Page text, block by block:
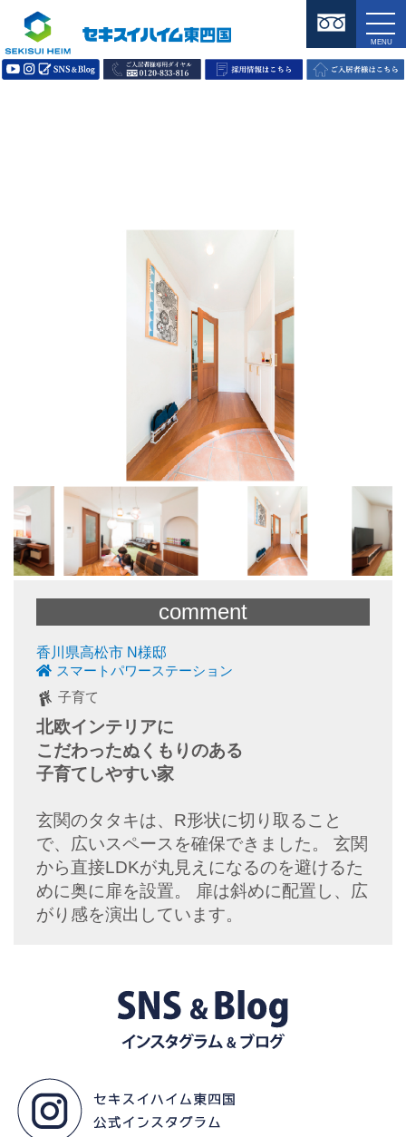
comment
香川県高松市 N様邸
スマートパワーステーション
子育て
北欧インテリアに
こだわったぬくもりのある
子育てしやすい家
玄関のタタキは、R形状に切り取ること
で、広いスペースを確保できました。 玄関
から直接LDKが丸見えになるのを避けるた
めに奥に扉を設置。 扉は斜めに配置し、広
がり感を演出しています。